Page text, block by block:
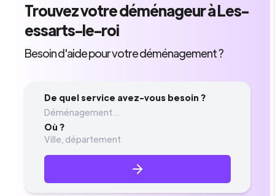
Trouvezvotre déménageurà Les-
essarts-le-roi
Besoin d'aide pour votre déménagement ?
De quel service avez-vous besoin ?
Déménagement...
Où ?